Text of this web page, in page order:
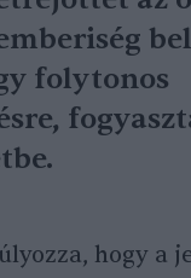
folytonos
hogy a